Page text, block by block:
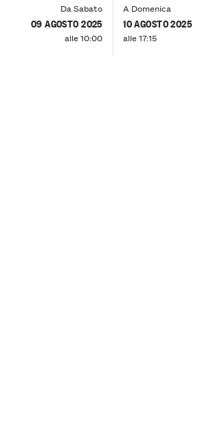
Da Sabato
09 AGOSTO 2025
alle 10:00
A Domenica
10 AGOSTO 2025
alle 17:15